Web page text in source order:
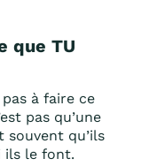
que TU
à faire ce
pas qu’une
souvent qu’ils
ils le font.